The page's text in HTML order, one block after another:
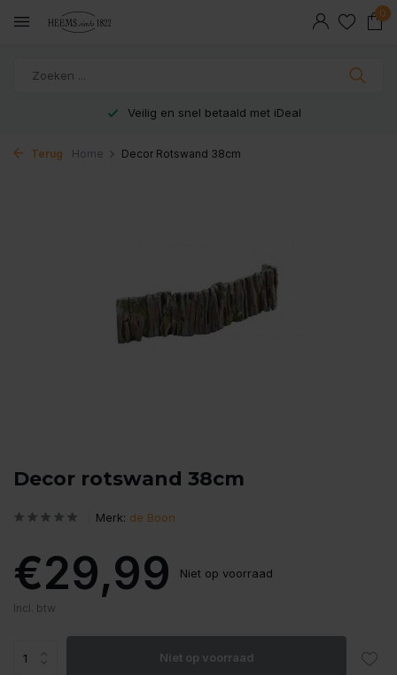
0
Veilig en snel betaald met iDeal
Terug Home Decor Rotswand 38cm
Decor rotswand 38cm
Merk: de Boon
€29,99 Niet op voorraad
Incl. btw
Niet op voorraad